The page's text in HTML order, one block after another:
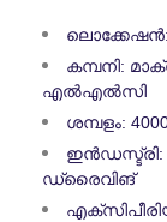
കമ്പനി:
എൽഎൽസി
ശമ്പളം:
ഡ്രൈവിങ്